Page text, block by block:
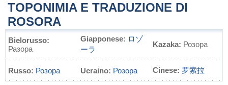
TOPONIMIA E TRADUZIONE DI
ROSORA
Bielorusso:
Разора
Giapponese: ロゾ
ーラ
Kazaka: Розора
Russo: Розора Ucraino: Розора Cinese: 罗索拉